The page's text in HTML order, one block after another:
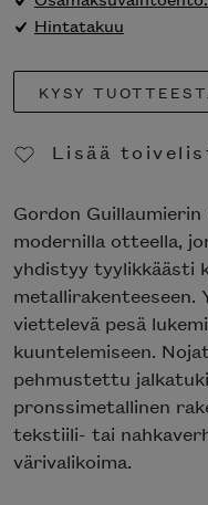
Hintatakuu
KYSY
Lisää
Gordon
modernilla otteella,
yhdistyy tyylikkäästi
metallirakenteeseen.
viettelevä pesä
kuuntelemiseen.
pehmustettu
pronssimetallinen
tekstiili- tai
värivalikoima.